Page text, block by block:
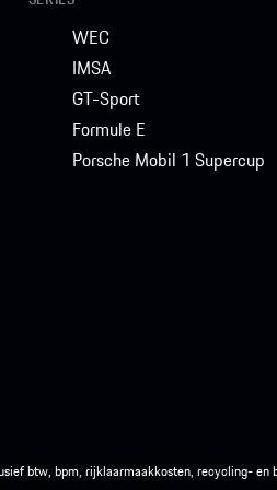
WEC
IMSA
GT-Sport
Formule E
Porsche Mobil 1 Supercup
btw, bpm, rijklaarmaakkosten, recycling-